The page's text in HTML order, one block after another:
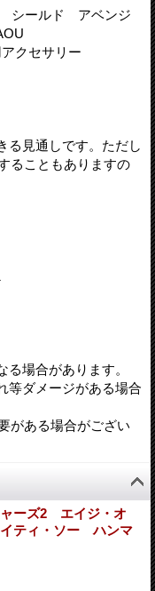
シールド アベンジ
クセサリー
る見通しです。ただし
ることもありますの
場合があります。
等ダメージがある場合
がある場合がござい
ーズ2 エイジ・オ
ティ・ソー ハンマ